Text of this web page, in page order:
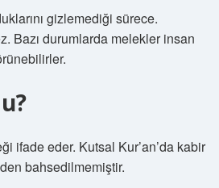
gizlemediği sürece.
Bazı durumlarda melekler insan
ifade eder. Kutsal Kur’an’da kabir
bahsedilmemiştir.